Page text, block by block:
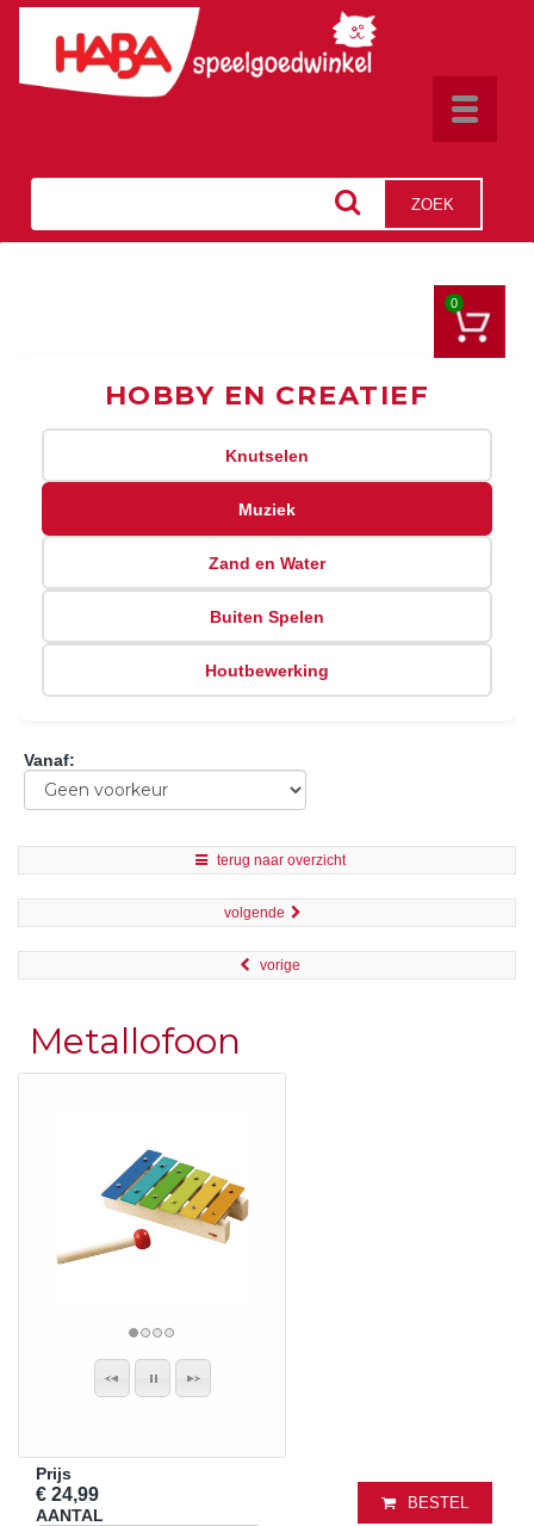
Toggle
ZOEK
0
HOBBY EN CREATIEF
Knutselen
Muziek
Zand en Water
Buiten Spelen
Houtbewerking
Vanaf:
terug naar overzicht
volgende
vorige
Metallofoon
Prijs
€ 24,99
AANTAL
BESTEL